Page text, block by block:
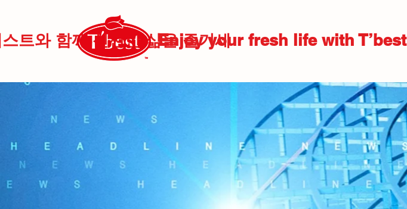
Enjoy your fresh life with T’best
회사소개
트와 함께 신선한 삶을 즐기세